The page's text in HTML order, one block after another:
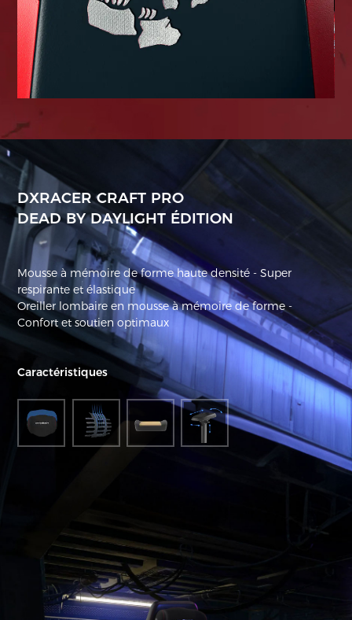
DXRACER CRAFT PRO
DEAD BY DAYLIGHT ÉDITION
Mousse à mémoire de forme haute densité - Super
respirante et élastique
Oreiller lombaire en mousse à mémoire de forme -
Confort et soutien optimaux
Caractéristiques